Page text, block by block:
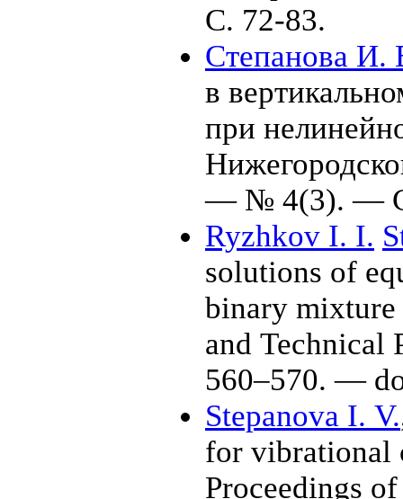
С. 72-83.
Степанова И.
в
при
— № 4(3). —
Ryzhkov I. I.
solutions of
binary
and
560–570. —
Stepanova I. V.
for vibrational
Proceedings